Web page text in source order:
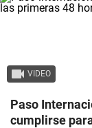
VIDEO
Paso
cumplirse